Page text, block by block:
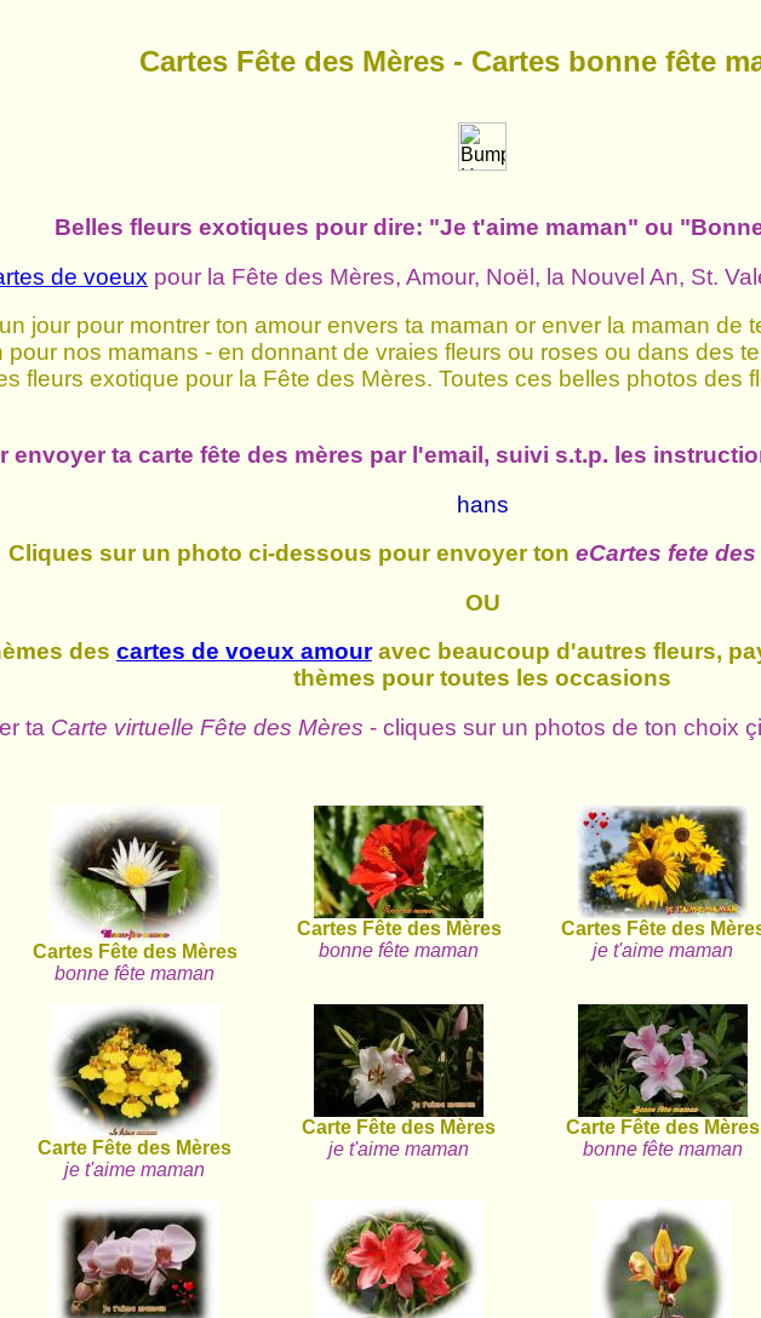
Cartes Fête des Mères - Cartes bonne fête
Belles fleurs exotiques pour dire: "Je t'aime maman" ou
de voeux pour la Fête des Mères, Amour, Noël, la Nouvel An, St.
jour pour montrer ton amour envers ta maman or enver la maman de
pour nos mamans - en donnant de vraies fleurs ou roses ou dans des
fleurs exotique pour la Fête des Mères. Toutes ces belles photos des
envoyer ta carte fête des mères par l'email, suivi s.t.p. les
hans
Cliques sur un photo ci-dessous pour envoyer toneCartes fete
OU
des cartes de voeux amouravec beaucoup d'autres fleurs,
thèmes pour toutes les occasions
ta Carte virtuelle Fête des Mères - cliques sur un photos de ton choix
Cartes Fête des Mères
bonne fête maman
Cartes Fête des Mères
bonne fête maman
Cartes Fête des
je t'aime maman
Carte Fête des Mères
je t'aime maman
Carte Fête des Mères
je t'aime maman
Carte Fête des Mères
bonne fête maman